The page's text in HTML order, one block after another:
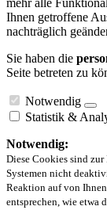
mehr alle
Ihnen getroffene
nachträglich
Sie haben die
Seite betreten zu
Notwendig
Statistik &
Notwendig:
Diese Cookies sind
Systemen nicht
Reaktion auf von
entsprechen, wie etwa